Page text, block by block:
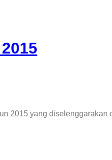
2015 yang diselenggarakan